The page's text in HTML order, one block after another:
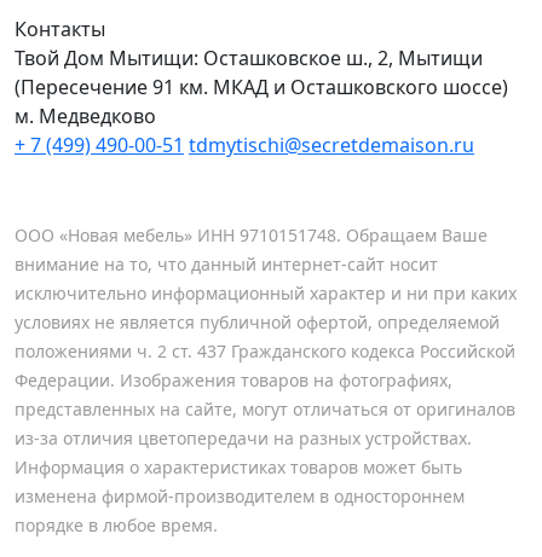
Контакты
Твой Дом Мытищи: Осташковское ш., 2, Мытищи
(Пересечение 91 км. МКАД и Осташковского шоссе)
м. Медведково
+ 7 (499) 490-00-51 tdmytischi@secretdemaison.ru
ООО «Новая мебель» ИНН 9710151748. Обращаем Ваше
внимание на то, что данный интернет-сайт носит
исключительно информационный характер и ни при каких
условиях не является публичной офертой, определяемой
положениями ч. 2 ст. 437 Гражданского кодекса Российской
Федерации. Изображения товаров на фотографиях,
представленных на сайте, могут отличаться от оригиналов
из-за отличия цветопередачи на разных устройствах.
Информация о характеристиках товаров может быть
изменена фирмой-производителем в одностороннем
порядке в любое время.